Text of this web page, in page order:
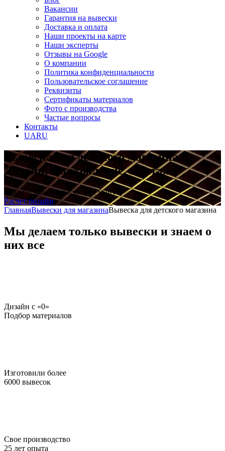
Вакансии
Гарантия на вывески
Доставка и оплата
Наши проекты на карте
Наши эксперты
Отзывы на Google
О компании
Политика конфиденциальности
Пользовательское соглашение
Реквизиты
Сертификаты материалов
Фото с производства
Частые вопросы
Контакты
UARU
Вывеска для детского магазина
Дизайн, изготовление, монтаж
Узнайте цену вывески за 1 минуту
Расчет онлайн
ГлавнаяВывески для магазинаВывеска для детского магазина
Мы делаем только вывески и знаем о
них все
Дизайн c «0»
Подбор материалов
Изготовили более
6000 вывесок
Свое производство
25 лет опыта